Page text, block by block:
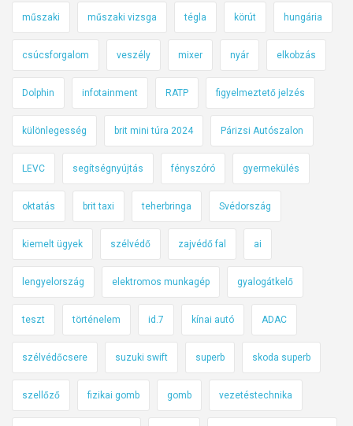
műszaki műszaki vizsga tégla körút hungária
csúcsforgalom veszély mixer nyár elkobzás
Dolphin infotainment RATP figyelmeztető jelzés
különlegesség brit mini túra 2024 Párizsi Autószalon
LEVC segítségnyújtás fényszóró gyermekülés
oktatás brit taxi teherbringa Svédország
kiemelt ügyek szélvédő zajvédő fal ai
lengyelország elektromos munkagép gyalogátkelő
teszt történelem id.7 kínai autó ADAC
szélvédőcsere suzuki swift superb skoda superb
szellőző fizikai gomb gomb vezetéstechnika